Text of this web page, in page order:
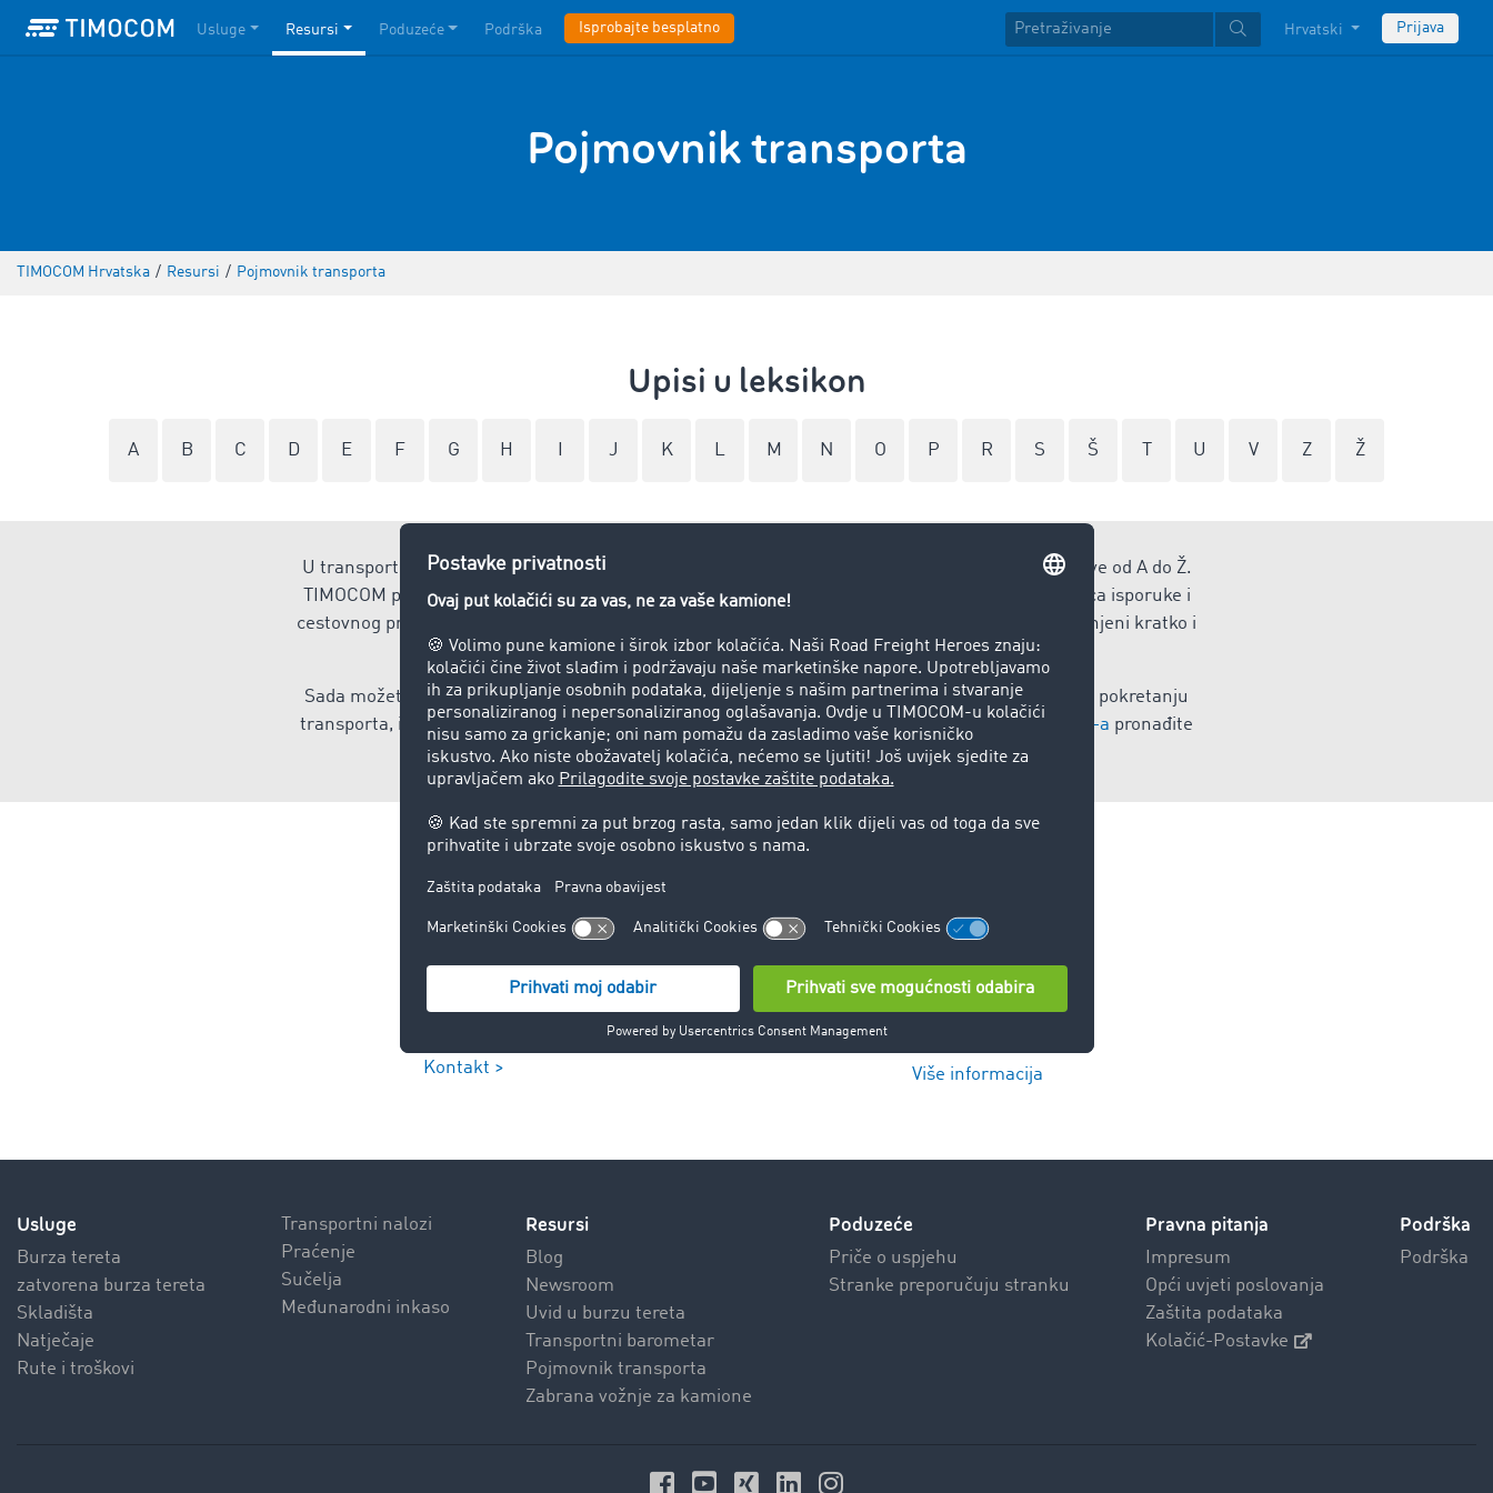
Usluge Resursi Poduzeće Podrška Isprobajte besplatno Hrvatski Prijava
Pojmovnik transporta
TIMOCOM Hrvatska / Resursi / Pojmovnik transporta
Upisi u leksikon
A B C D E F G H J K L M N O P R S Š U V Z Ž
U transportnoj i logističkoj industriji mnogo je tehničkih izraza: od pošiljatelja do isporučitelja, sve od A do Ž.
TIMOCOM pojmovnik transporta obuhvaća ključne pojmove iz područja logistike, špedicije, lanaca isporuke i
cestovnog prijevoza robe. Pronađite važne pojmove i opće informacije o struci koji su ovdje objašnjeni kratko i
jednostavno.
Sada možete brzo i jednostavno osmisliti svoje transportne i logističke procese. Bilo da se radi o pokretanju
transporta, implementaciji ili upravljanju narudžbama, u
Pametni logistički sistem iz TIMOCOM -a pronađite
odgovarajuću aplikaciju za svoje potrebe i stupanj digitalizacije.
Kontakt > Više informacija
Usluge
Burza tereta
zatvorena burza tereta
Skladišta
Natječaje
Rute i troškovi
Transportni nalozi
Praćenje
Sučelja
Međunarodni inkaso
Resursi
Blog
Newsroom
Uvid u burzu tereta
Transportni barometar
Pojmovnik transporta
Zabrana vožnje za kamione
Poduzeće
Priče o uspjehu
Stranke preporučuju stranku
Pravna pitanja
Impresum
Opći uvjeti poslovanja
Zaštita podataka
Kolačić-Postavke
Podrška
Podrška